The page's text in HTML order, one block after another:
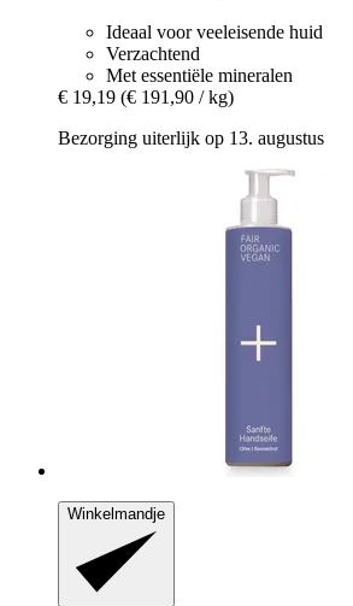
Ideaal voor veeleisende huid
Verzachtend
Met essentiële mineralen
€ 19,19 (€ 191,90 / kg)
Bezorging uiterlijk op 13. augustus
Winkelmandje